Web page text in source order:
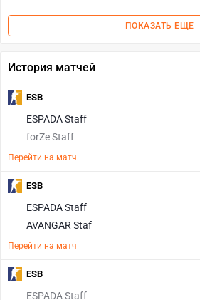
ПОКАЗАТЬ ЕЩЕ
История матчей
ESPADA Staff
forZe Staff
Перейти на матч
ESB
ESPADA Staff
AVANGAR Staf
Перейти на матч
ESB
ESPADA Staff
ESB